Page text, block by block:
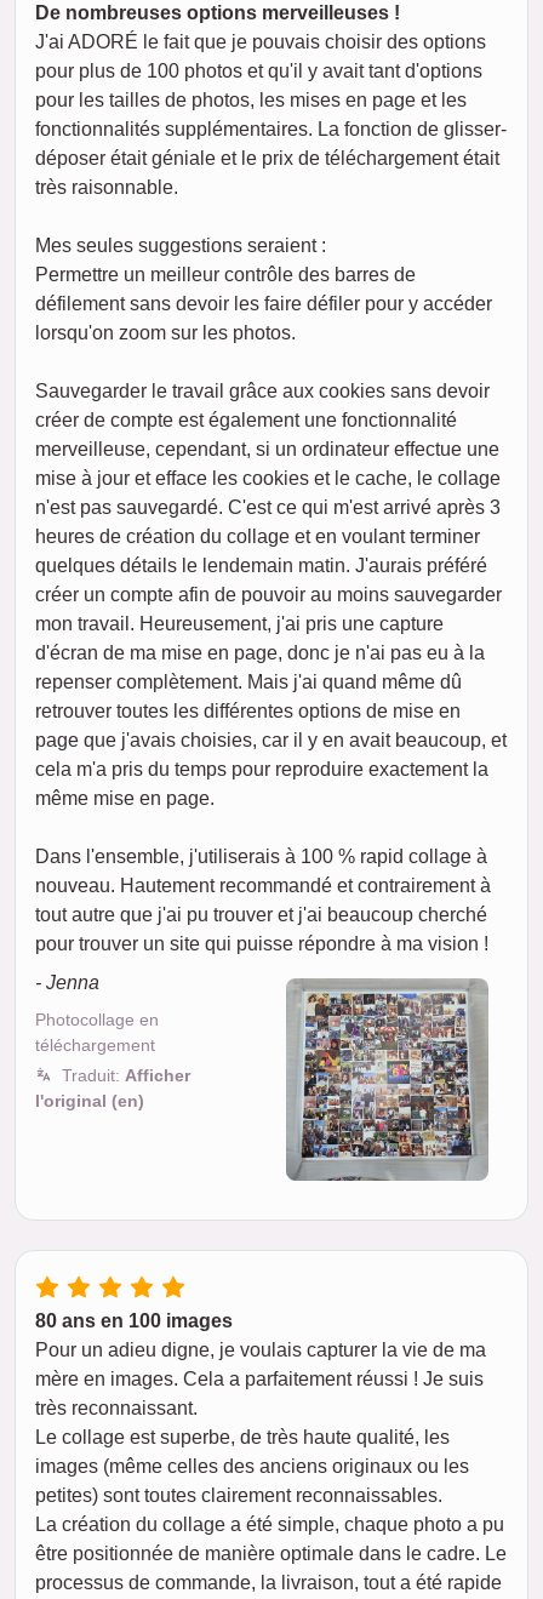
De nombreuses options merveilleuses !
J'ai ADORÉ le fait que je pouvais choisir des options
pour plus de 100 photos et qu'il y avait tant d'options
pour les tailles de photos, les mises en page et les
fonctionnalités supplémentaires. La fonction de glisser-
déposer était géniale et le prix de téléchargement était
très raisonnable.
Mes seules suggestions seraient :
Permettre un meilleur contrôle des barres de
défilement sans devoir les faire défiler pour y accéder
lorsqu'on zoom sur les photos.
Sauvegarder le travail grâce aux cookies sans devoir
créer de compte est également une fonctionnalité
merveilleuse, cependant, si un ordinateur effectue une
mise à jour et efface les cookies et le cache, le collage
n'est pas sauvegardé. C'est ce qui m'est arrivé après 3
heures de création du collage et en voulant terminer
quelques détails le lendemain matin. J'aurais préféré
créer un compte afin de pouvoir au moins sauvegarder
mon travail. Heureusement, j'ai pris une capture
d'écran de ma mise en page, donc je n'ai pas eu à la
repenser complètement. Mais j'ai quand même dû
retrouver toutes les différentes options de mise en
page que j'avais choisies, car il y en avait beaucoup, et
cela m'a pris du temps pour reproduire exactement la
même mise en page.
Dans l'ensemble, j'utiliserais à 100 % rapid collage à
nouveau. Hautement recommandé et contrairement à
tout autre que j'ai pu trouver et j'ai beaucoup cherché
pour trouver un site qui puisse répondre à ma vision !
- Jenna
Photocollage en
téléchargement
Traduit: Afficher
l'original (en)
80 ans en 100 images
Pour un adieu digne, je voulais capturer la vie de ma
mère en images. Cela a parfaitement réussi ! Je suis
très reconnaissant.
Le collage est superbe, de très haute qualité, les
images (même celles des anciens originaux ou les
petites) sont toutes clairement reconnaissables.
La création du collage a été simple, chaque photo a pu
être positionnée de manière optimale dans le cadre. Le
processus de commande, la livraison, tout a été rapide